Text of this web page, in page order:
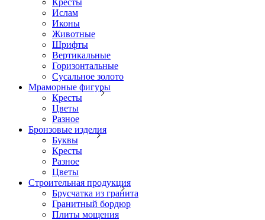
Ислам
Иконы
Животные
Шрифты
Вертикальные
Горизонтальные
Сусальное золото
Мраморные фигуры
Кресты
Цветы
Разное
Бронзовые изделия
Буквы
Кресты
Разное
Цветы
Строительная продукция
Брусчатка из гранита
Гранитный бордюр
Плиты мощения